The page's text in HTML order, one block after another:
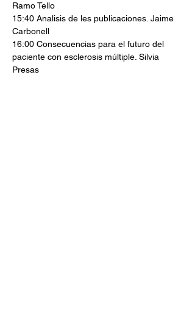
Ramo Tello
15:40 Analisis de les publicaciones. Jaime
Carbonell
16:00 Consecuencias para el futuro del
paciente con esclerosis múltiple. Silvia
Presas